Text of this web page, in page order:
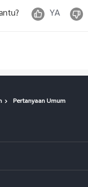
YA
Pertanyaan Umum